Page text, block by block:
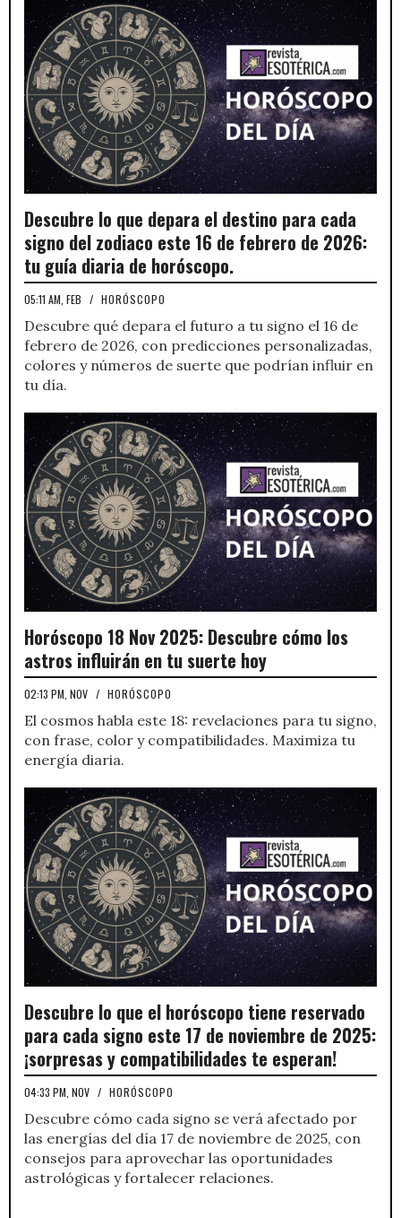
Descubre lo que depara el destino para cada
signo del zodiaco este 16 de febrero de 2026:
tu guía diaria de horóscopo.
05:11 AM, FEB / HORÓSCOPO
Descubre qué depara el futuro a tu signo el 16 de
febrero de 2026, con predicciones personalizadas,
colores y números de suerte que podrían influir en
tu día.
Horóscopo 18 Nov 2025: Descubre cómo los
astros influirán en tu suerte hoy
02:13 PM, NOV / HORÓSCOPO
El cosmos habla este 18: revelaciones para tu signo,
con frase, color y compatibilidades. Maximiza tu
energía diaria.
Descubre lo que el horóscopo tiene reservado
para cada signo este 17 de noviembre de 2025:
¡sorpresas y compatibilidades te esperan!
04:33 PM, NOV / HORÓSCOPO
Descubre cómo cada signo se verá afectado por
las energías del día 17 de noviembre de 2025, con
consejos para aprovechar las oportunidades
astrológicas y fortalecer relaciones.